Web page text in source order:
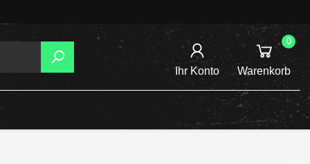
Ihr Konto
0
Warenkorb